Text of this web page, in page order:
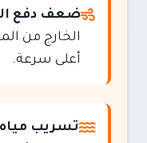
ضعف دفع
الخارج من
أعلى سرعة.
تسريب